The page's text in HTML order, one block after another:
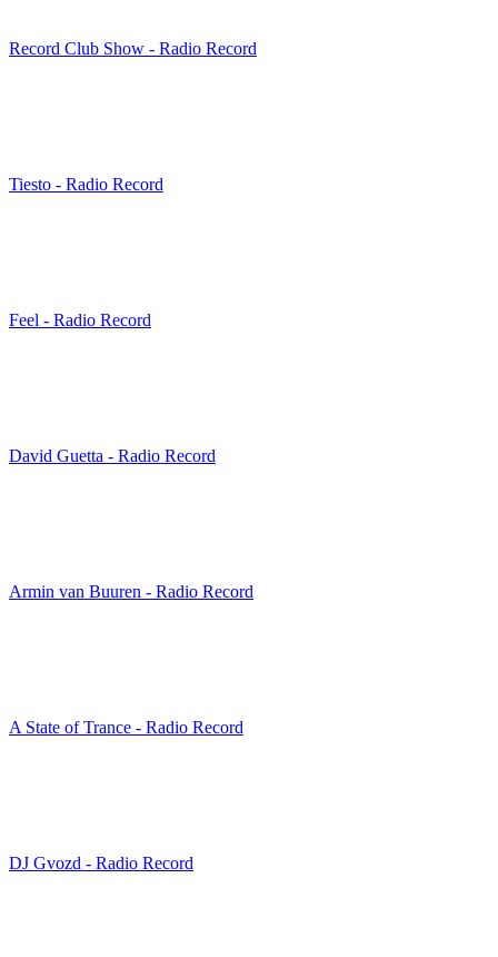
Record Club Show - Radio Record
Tiesto - Radio Record
Feel - Radio Record
David Guetta - Radio Record
Armin van Buuren - Radio Record
A State of Trance - Radio Record
DJ Gvozd - Radio Record